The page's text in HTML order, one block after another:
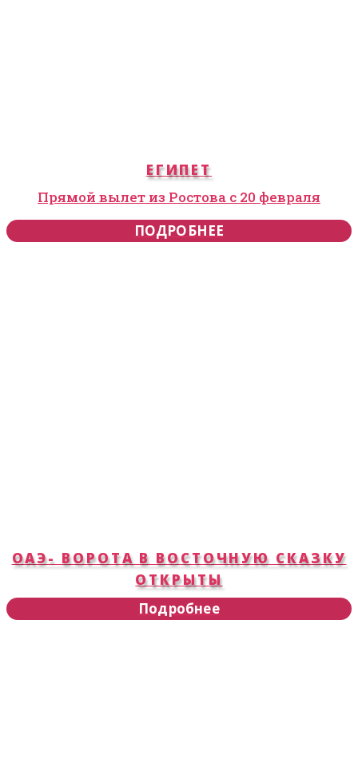
ЕГИПЕТ
Прямой вылет из Ростова с 20 февраля
ПОДРОБНЕЕ
ОАЭ- ВОРОТА В ВОСТОЧНУЮ СКАЗКУ
ОТКРЫТЫ
Подробнее